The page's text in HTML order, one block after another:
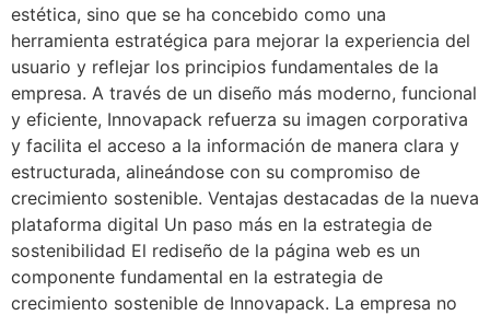
estética, sino que se ha concebido como una
herramienta estratégica para mejorar la experiencia del
usuario y reflejar los principios fundamentales de la
empresa. A través de un diseño más moderno, funcional
y eficiente, Innovapack refuerza su imagen corporativa
y facilita el acceso a la información de manera clara y
estructurada, alineándose con su compromiso de
crecimiento sostenible. Ventajas destacadas de la nueva
plataforma digital Un paso más en la estrategia de
sostenibilidad El rediseño de la página web es un
componente fundamental en la estrategia de
crecimiento sostenible de Innovapack. La empresa no